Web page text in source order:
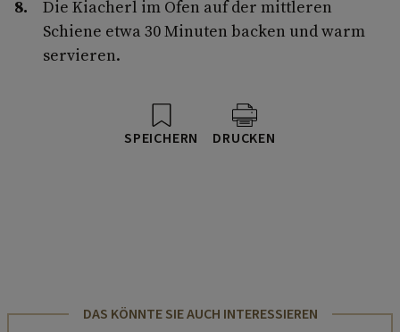
Die Kiacherl im Ofen auf der mittleren
Schiene etwa 30 Minuten backen und warm
servieren.
SPEICHERN DRUCKEN
DAS KÖNNTE SIE AUCH INTERESSIEREN